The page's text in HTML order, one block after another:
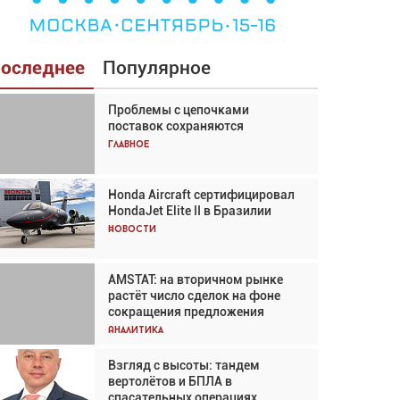
Популярное
Проблемы с цепочками
поставок сохраняются
Главное
Honda Aircraft сертифицировал
HondaJet Elite II в Бразилии
Новости
AMSTAT: на вторичном рынке
растёт число сделок на фоне
сокращения предложения
Аналитика
Взгляд с высоты: тандем
вертолётов и БПЛА в
Взгляд с высоты: тандем
вертолётов и БПЛА в
спасательных операциях
Авиационный фотограф Дэйв
Кох: «Фотография говорит сама
за себя... а ИИ всё портит»
Проблемы с цепочками
поставок сохраняются
Аналитика
Частный самолёт – это актив.
Подходите к покупке